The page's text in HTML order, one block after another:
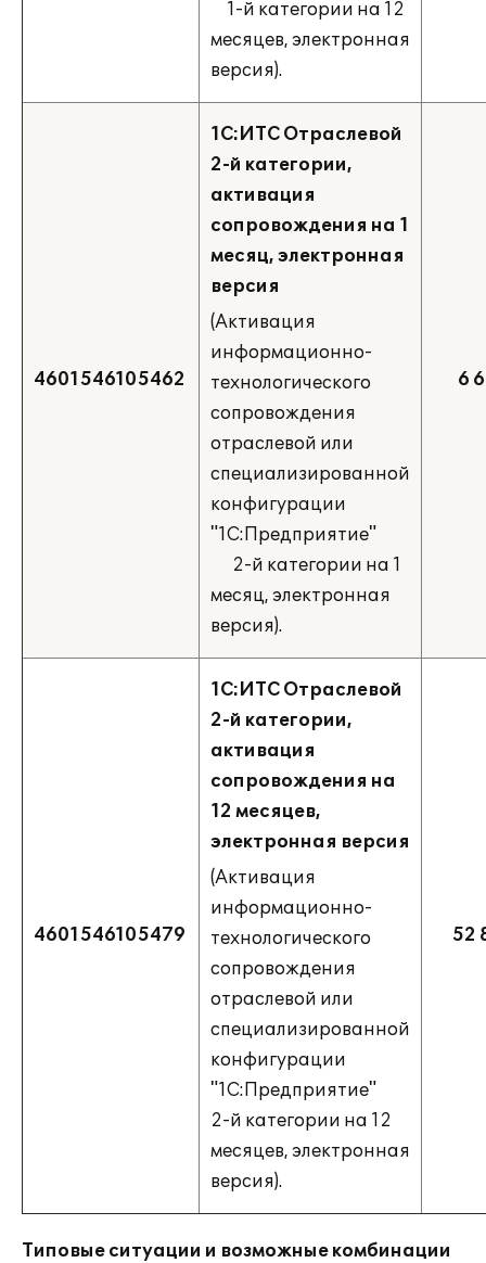
1-й категории на 12
месяцев, электронная
версия).
4601546105462
1С:ИТС Отраслевой
2-й категории,
активация
сопровождения на 1
месяц, электронная
версия
(Активация
информационно-
технологического
сопровождения
отраслевой или
специализированной
конфигурации
"1С:Предприятие"
2-й категории на 1
месяц, электронная
версия).
6
4601546105479
1С:ИТС Отраслевой
2-й категории,
активация
сопровождения на
12 месяцев,
электронная версия
(Активация
информационно-
технологического
сопровождения
отраслевой или
специализированной
конфигурации
"1С:Предприятие"
2-й категории на 12
месяцев, электронная
версия).
52
Типовые ситуации и возможные комбинации